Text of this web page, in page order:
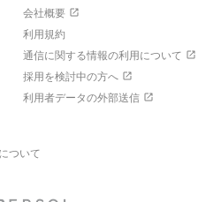
会社概要
利用規約
通信に関する情報の利用について
採用を検討中の方へ
利用者データの外部送信
ついて